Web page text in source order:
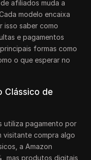
afiliados muda a
modelo encaixa
isso saber como
e pagamentos
formas como
o que esperar no
Clássico de
utiliza pagamento por
visitante compra algo
a Amazon
mas produtos digitais